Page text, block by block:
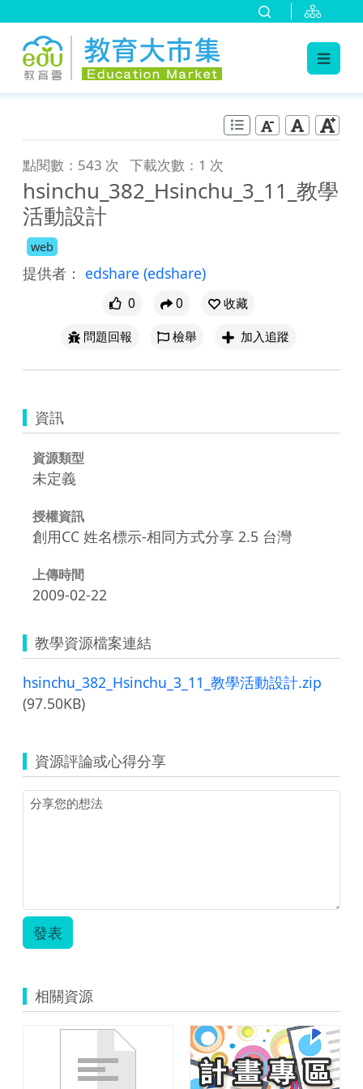
點閱數：543 次 下載次數：1 次
hsinchu_382_Hsinchu_3_11_教學
活動設計
web
提供者： edshare (edshare)
0 0
收藏
問題回報
檢舉 加入追蹤
資訊
資源類型
未定義
授權資訊
創用CC 姓名標示-相同方式分享 2.5 台灣
上傳時間
2009-02-22
教學資源檔案連結
hsinchu_382_Hsinchu_3_11_教學活動設計.zip
(97.50KB)
資源評論或心得分享
發表
相關資源